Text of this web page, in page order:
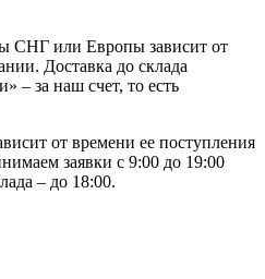
СНГ или Европы зависит от
Доставка до склада
– за наш счет, то есть
от времени ее поступления
заявки с 9:00 до 19:00
– до 18:00.